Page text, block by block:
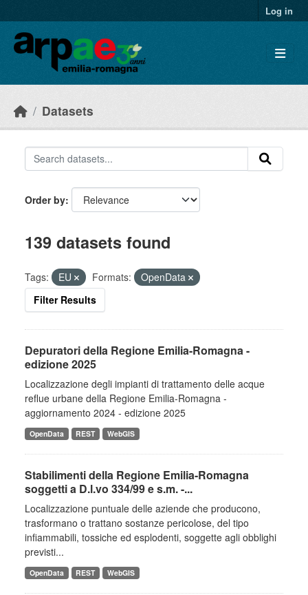
Log in
Datasets
Order by
139 datasets found
Tags: EU Formats:
OpenData
Filter Results
Depuratori della Regione Emilia-Romagna -
edizione 2025
Localizzazione degli impianti di trattamento delle acque
reflue urbane della Regione Emilia-Romagna -
aggiornamento 2024 - edizione 2025
OpenData REST WebGIS
Stabilimenti della Regione Emilia-Romagna
soggetti a D.l.vo 334/99 e s.m. -...
Localizzazione puntuale delle aziende che producono,
trasformano o trattano sostanze pericolose, del tipo
infiammabili, tossiche ed esplodenti, soggette agli obblighi
previsti...
OpenData REST WebGIS